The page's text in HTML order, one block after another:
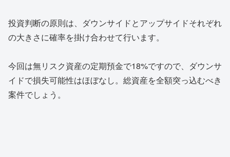
投資判断の原則は、ダウンサイドとアップサイドそれぞれ
の大きさに確率を掛け合わせて行います。
今回は無リスク資産の定期預金で18%ですので、ダウンサ
イドで損失可能性はほぼなし。総資産を全額突っ込むべき
案件でしょう。